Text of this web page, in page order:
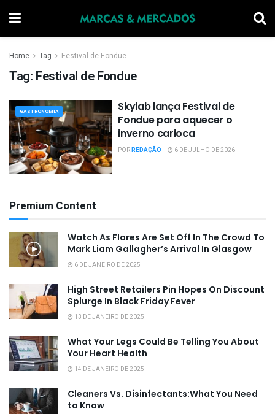
Home Tag Festival de Fondue
Tag: Festival de Fondue
GASTRONOMIA
Skylab lança Festival de
Fondue para aquecer o
inverno carioca
PORREDAÇÃO 6 DE JULHO DE 2026
Premium Content
Watch As Flares Are Set Off In The Crowd To
Mark Liam Gallagher’s Arrival In Glasgow
6 DE JANEIRO DE 2025
High Street Retailers Pin Hopes On Discount
Splurge In Black Friday Fever
13 DE JANEIRO DE 2025
What Your Legs Could Be Telling You About
Your Heart Health
14 DE JANEIRO DE 2025
Cleaners Vs. Disinfectants:What You Need
to Know